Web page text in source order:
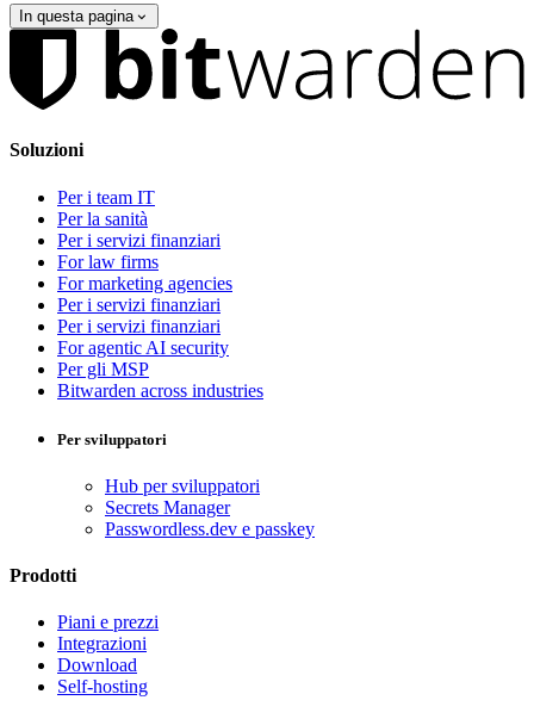
In questa pagina
Soluzioni
Per i team IT
Per la sanità
Per i servizi finanziari
For law firms
For marketing agencies
Per i servizi finanziari
Per i servizi finanziari
For agentic AI security
Per gli MSP
Bitwarden across industries
Per sviluppatori
Hub per sviluppatori
Secrets Manager
Passwordless.dev e passkey
Prodotti
Piani e prezzi
Integrazioni
Download
Self-hosting